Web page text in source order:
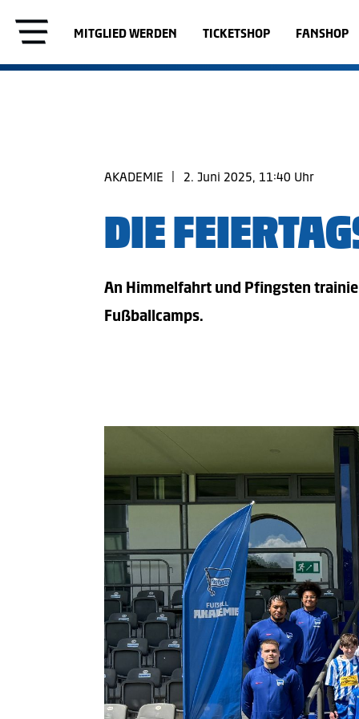
MITGLIED WERDEN TICKETSHOP FANSHOP
AKADEMIE 2. Juni 2025, 11:40 Uhr
DIE
An Himmelfahrt und Pfingsten
Fußballcamps.